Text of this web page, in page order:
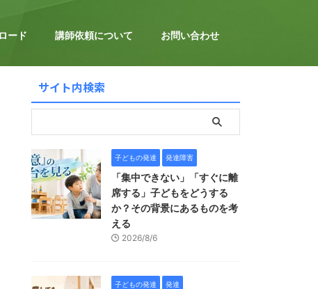
ード 講師依頼について お問い合わせ
サイト内検索
子どもの発達 発達障害
「集中できない」「すぐに離
席する」子どもをどうする
か？その背景にあるものを考
える
2026/8/6
子どもの発達 発達